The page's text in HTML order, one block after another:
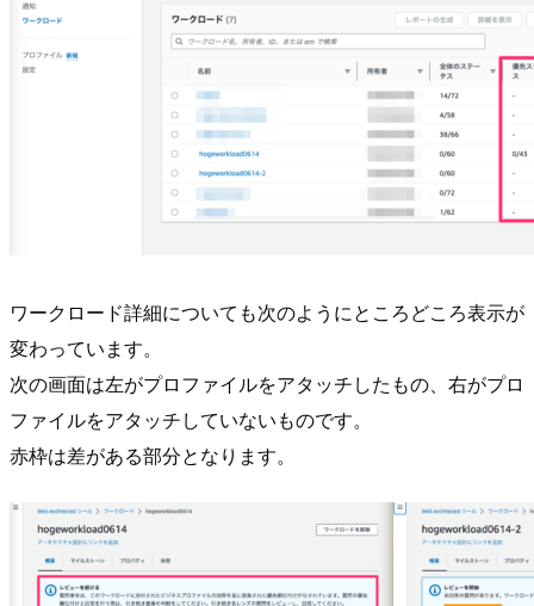
ワークロード詳細についても次のようにところどころ表示が
変わっています。
次の画面は左がプロファイルをアタッチしたもの、右がプロ
ファイルをアタッチしていないものです。
赤枠は差がある部分となります。